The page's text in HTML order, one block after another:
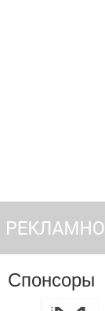
Спонсоры